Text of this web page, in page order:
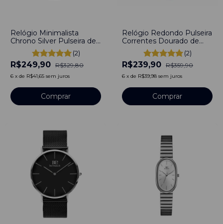
Relógio Minimalista
Chrono Silver Pulseira de
Couro Preto 40mm Aço
Inoxidável banhado a
titânio
(2)
R$249,90 R$329,80
6 x de R$41,65 sem juros
Comprar
Relógio Redondo Pulseira
Correntes Dourado de
Aço Inoxidável
(2)
R$239,90 R$359,90
6 x de R$39,98 sem juros
Comprar